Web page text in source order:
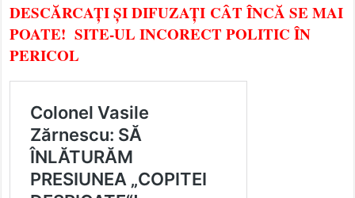
DESCĂRCAȚI ȘI DIFUZAȚI CÂT ÎNCĂ SE MAI
POATE! SITE-UL INCORECT POLITIC ÎN
PERICOL